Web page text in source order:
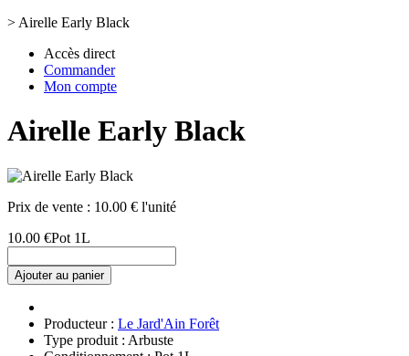
> Airelle Early Black
Accès direct
Commander
Mon compte
Airelle Early Black
Prix de vente : 10.00 € l'unité
10.00 €Pot 1L
Ajouter au panier
Producteur : Le Jard'Ain Forêt
Type produit : Arbuste